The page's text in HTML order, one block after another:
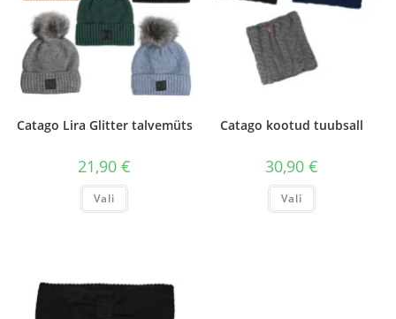
Catago Lira Glitter talvemüts
21,90€
Vali
Sellel
on
tootelehel.
Catago kootud tuubsall
30,90 €
Vali
Sellel
on